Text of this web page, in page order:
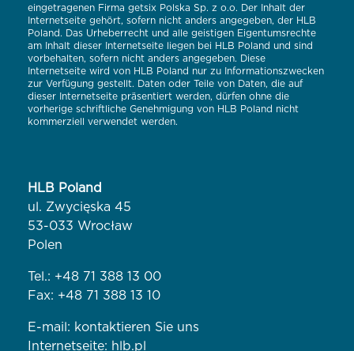
eingetragenen Firma getsix Polska Sp. z o.o. Der Inhalt der
Internetseite gehört, sofern nicht anders angegeben, der HLB
Poland. Das Urheberrecht und alle geistigen Eigentumsrechte
am Inhalt dieser Internetseite liegen bei HLB Poland und sind
vorbehalten, sofern nicht anders angegeben. Diese
Internetseite wird von HLB Poland nur zu Informationszwecken
zur Verfügung gestellt. Daten oder Teile von Daten, die auf
dieser Internetseite präsentiert werden, dürfen ohne die
vorherige schriftliche Genehmigung von HLB Poland nicht
kommerziell verwendet werden.
HLB Poland
ul. Zwycięska 45
53-033 Wrocław
Polen
Tel.: +48 71 388 13 00
Fax: +48 71 388 13 10
E-mail: kontaktieren Sie uns
Internetseite: hlb.pl